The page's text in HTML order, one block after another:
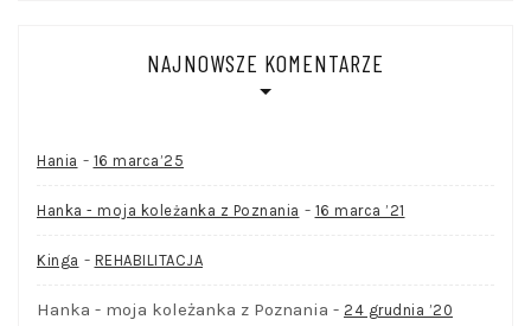
NAJNOWSZE KOMENTARZE
Hania - 16 marca’25
Hanka - moja koleżanka z Poznania - 16 marca ’21
Kinga - REHABILITACJA
Hanka - moja koleżanka z Poznania - 24 grudnia ’20